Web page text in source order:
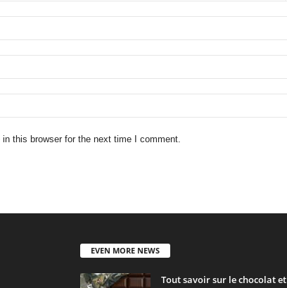
this browser for the next time I comment.
EVEN MORE NEWS
Tout savoir sur le chocolat et